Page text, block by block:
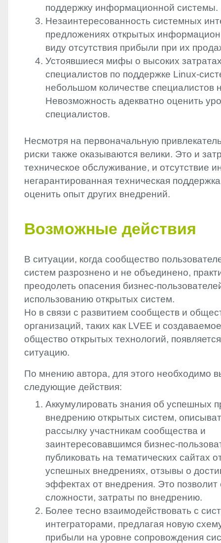
поддержку информационной системы.
Незаинтересованность системных
предложениях открытых
виду отсутствия прибыли при их
Устоявшиеся мифы о высоких
специалистов по поддержке Linux-
небольшом количестве специалистов
Невозможность адекватно оценить
специалистов.
Несмотря на первоначальную
риски также оказываются велики. Это и
техническое обслуживание, и отсутствие
негарантированная техническая
оценить опыт других внедрений.
Возможные действия
В ситуации, когда сообщество
систем разрознено и не объединено,
преодолеть опасения бизнес-
использованию открытых систем.
Но в связи с развитием сообществ и
организаций, таких как LVEE и
общество открытых технологий,
ситуацию.
По мнению автора, для этого необходимо
следующие действия:
Аккумулировать знания об успешных
внедрению открытых систем,
рассылку участникам сообщества и
заинтересовавшимся бизнес-
публиковать на тематических сайтах
успешных внедрениях, отзывы о
эффектах от внедрения. Это позволит
сложности, затраты по внедрению.
Более тесно взаимодействовать с
интеграторами, предлагая новую
прибыли на уровне сопровождения